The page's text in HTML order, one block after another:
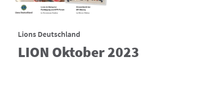
Lions Deutschland
LION Oktober 2023